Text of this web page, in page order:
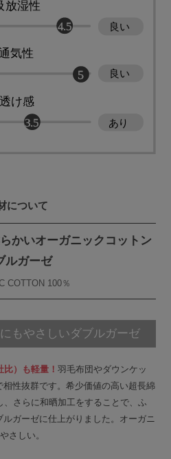
について
かいオーガニックコットン
ルガーゼ
COTTON 100％
もやさしいダブルガーゼ
比）も軽量！羽毛布団やダウンケッ
相性抜群です。希少価値の高い超長綿
さらに和晒加工をすることで、ふ
ガーゼに仕上がりました。オーガニ
さしい。